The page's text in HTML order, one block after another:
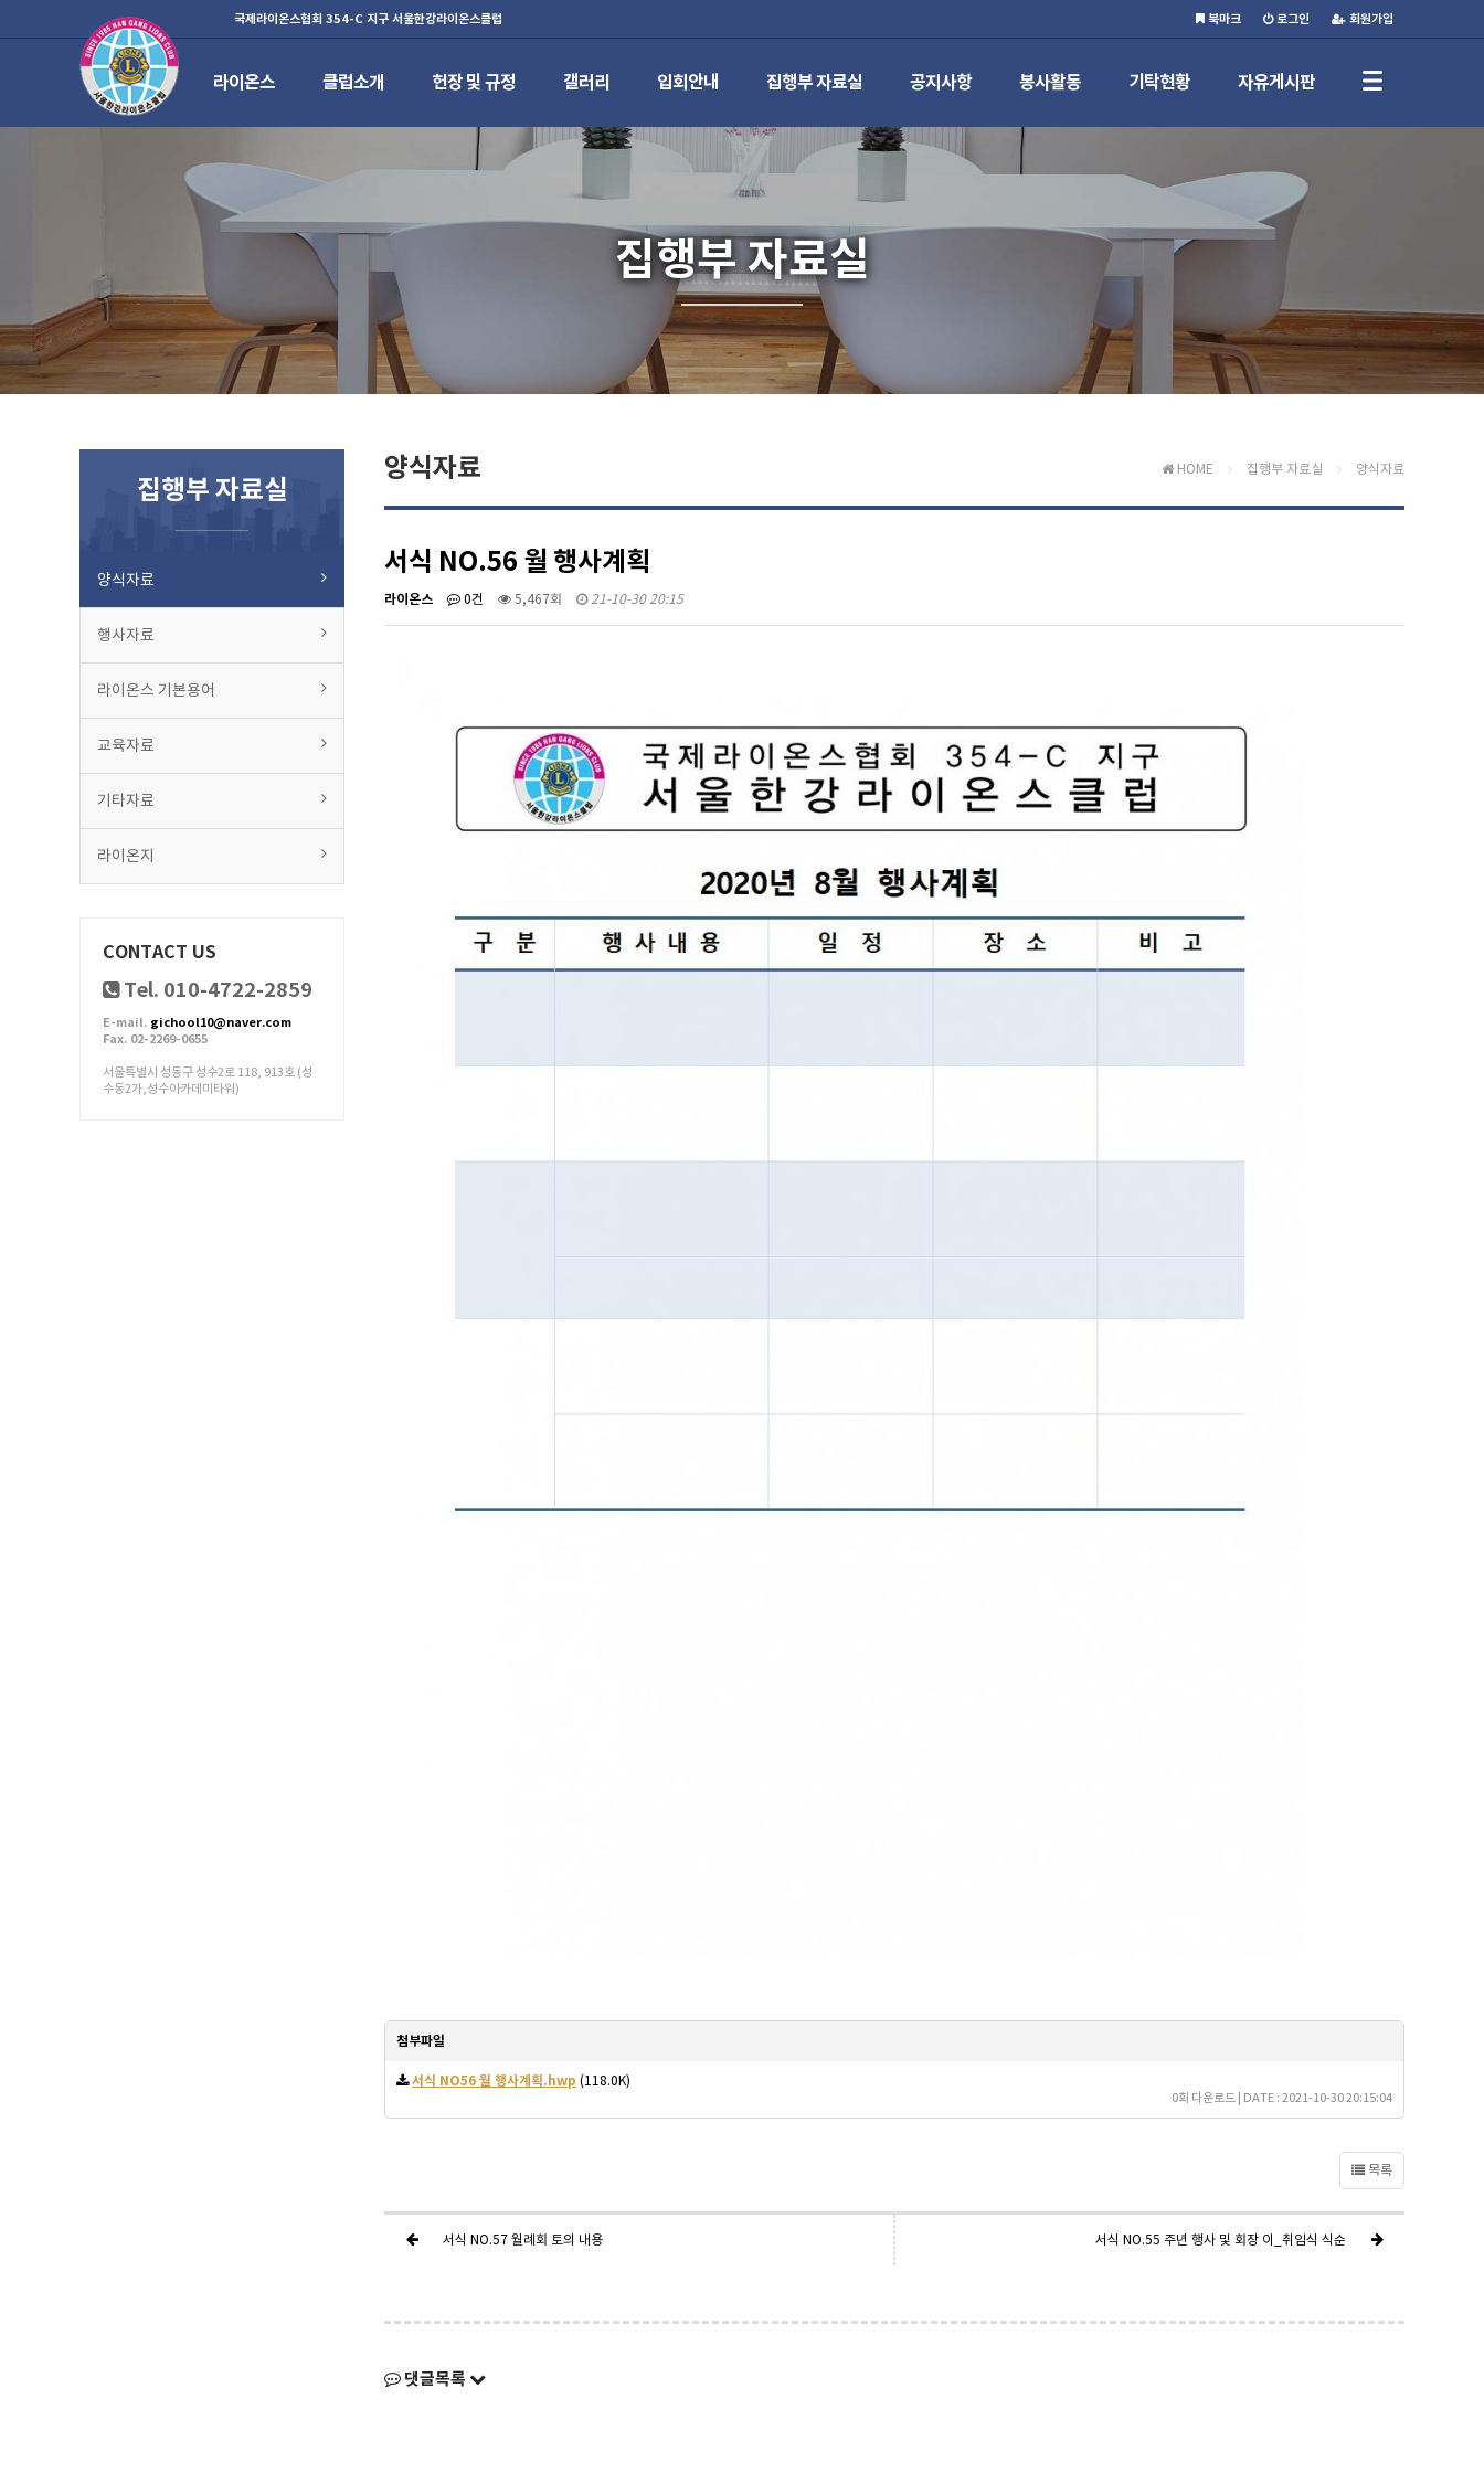
국제라이온스협회 354-C 지구 서울한강라이온스클럽 회원가입
로그인
북마크
라이온스 클럽소개 헌장 및 규정 갤러리 입회안내 집행부 자료실 공지사항 봉사활동 기탁현황
하위분류
자유게시판
집행부 자료실
양식자료 HOME 집행부 자료실 양식자료
서식 NO.56 월 행사계획
라이온스 0건 5,467회 21-10-30 20:15
첨부파일
서식 NO56 월 행사계획.hwp (118.0K)
0회 다운로드 | DATE : 2021-10-30 20:15:04
목록
서식 NO.57 월례회 토의 내용 서식 NO.55 주년 행사 및 회장 이_취임식 식순
댓글목록
집행부 자료실
양식자료
행사자료
라이온스 기본용어
교육자료
기타자료
라이온지
CONTACT US
Tel. 010-4722-2859
E-mail. gichool10@naver.com
Fax. 02-2269-0655
서울특별시 성동구 성수2로 118, 913호 (성
수동2가,성수아카데미타워)